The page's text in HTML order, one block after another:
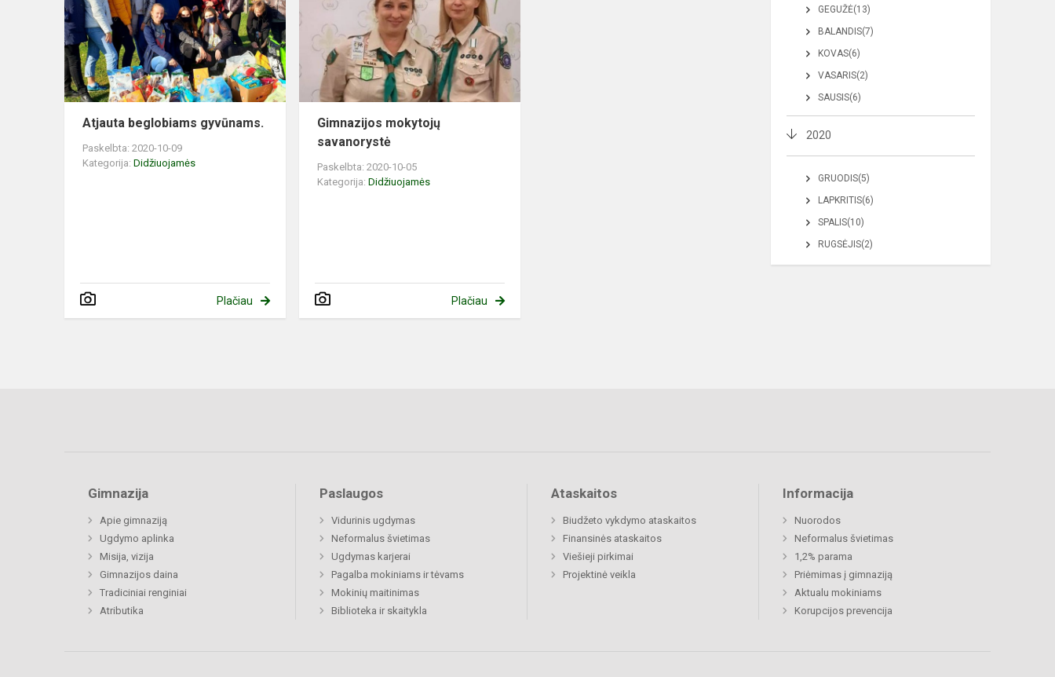
Atjauta beglobiams gyvūnams.
Paskelbta: 2020-10-09
Kategorija: Didžiuojamės
Plačiau
Gimnazijos mokytojų
savanorystė
Paskelbta: 2020-10-05
Kategorija:Didžiuojamės
Plačiau
GEGUŽĖ(13)
BALANDIS(7)
KOVAS(6)
VASARIS(2)
SAUSIS(6)
2020
GRUODIS(5)
LAPKRITIS(6)
SPALIS(10)
RUGSĖJIS(2)
Gimnazija
Apie gimnaziją
Ugdymo aplinka
Misija, vizija
Gimnazijos daina
Tradiciniai renginiai
Atributika
Paslaugos
Vidurinis ugdymas
Neformalus švietimas
Ugdymas karjerai
Pagalba mokiniams ir tėvams
Mokinių maitinimas
Biblioteka ir skaitykla
Ataskaitos
Biudžeto vykdymo ataskaitos
Finansinės ataskaitos
Viešieji pirkimai
Projektinė veikla
Informacija
Nuorodos
Neformalus švietimas
1,2% parama
Priėmimas į gimnaziją
Aktualu mokiniams
Korupcijos prevencija